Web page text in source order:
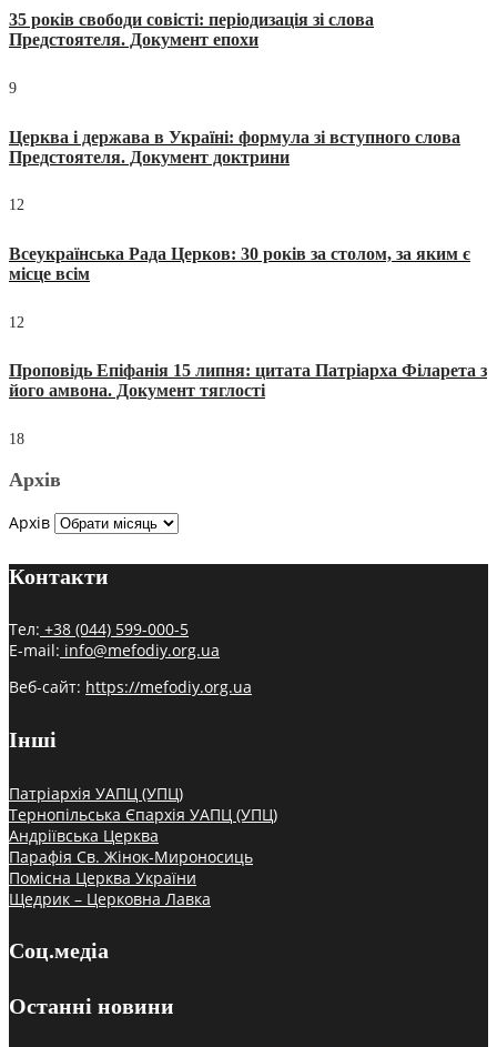
35 років свободи совісті: періодизація зі слова
Предстоятеля. Документ епохи
9
Церква і держава в Україні: формула зі вступного слова
Предстоятеля. Документ доктрини
12
Всеукраїнська Рада Церков: 30 років за столом, за яким є
місце всім
12
Проповідь Епіфанія 15 липня: цитата Патріарха Філарета з
його амвона. Документ тяглості
18
Архів
Архів
Контакти
Тел: +38 (044) 599-000-5
E-mail: info@mefodiy.org.ua
Веб-сайт: https://mefodiy.org.ua
Інші
Патріархія УАПЦ (УПЦ)
Тернопільська Єпархія УАПЦ (УПЦ)
Андріївська Церква
Парафія Св. Жінок-Мироносиць
Помісна Церква України
Щедрик – Церковна Лавка
Соц.медіа
Останні новини